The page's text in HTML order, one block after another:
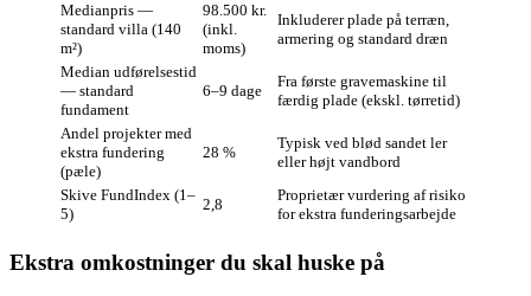
Medianpris —
standard villa (140
m²)
98.500 kr.
(inkl.
moms)
Inkluderer plade på terræn,
armering og standard dræn
Median udførelsestid
— standard
fundament
6–9 dage
Fra første gravemaskine til
færdig plade (ekskl. tørretid)
Andel projekter med
ekstra fundering
(pæle)
28 %
Typisk ved blød sandet ler
eller højt vandbord
Skive FundIndex (1–
5)
2,8
Proprietær vurdering af risiko
for ekstra funderingsarbejde
Ekstra omkostninger du skal huske på